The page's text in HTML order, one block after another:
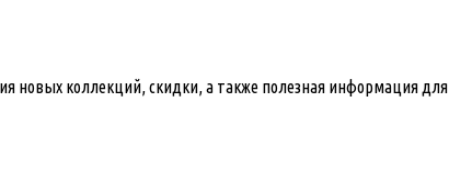
новых коллекций, скидки, а также полезная информация для